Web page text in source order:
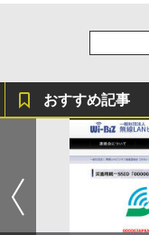
おすすめ記事